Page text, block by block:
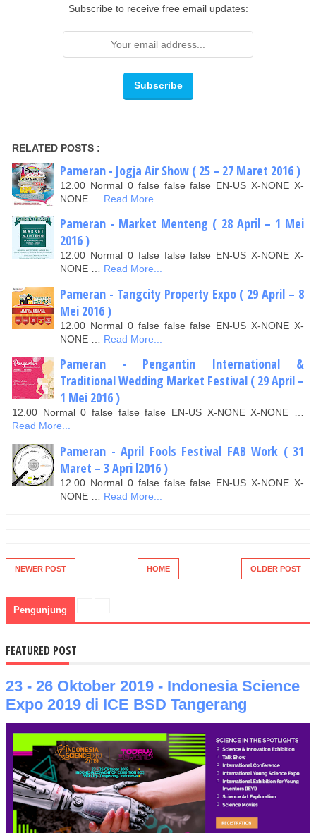
Subscribe to receive free email updates:
RELATED POSTS :
Pameran - Jogja Air Show ( 25 – 27 Maret 2016 )
12.00 Normal 0 false false false EN-US X-NONE X-
NONE …
Read More...
Pameran - Market Menteng ( 28 April – 1 Mei
2016 )
12.00 Normal 0 false false false EN-US X-NONE X-
NONE …
Read More...
Pameran - Tangcity Property Expo ( 29 April – 8
Mei 2016 )
12.00 Normal 0 false false false EN-US X-NONE X-
NONE …
Read More...
Pameran - Pengantin International &
Traditional Wedding Market Festival ( 29 April –
1 Mei 2016 )
12.00 Normal 0 false false false EN-US X-NONE X-NONE …
Read More...
Pameran - April Fools Festival FAB Work ( 31
Maret – 3 Apri l2016 )
12.00 Normal 0 false false false EN-US X-NONE X-
NONE …
Read More...
NEWER POST OLDER POST
HOME
Pengunjung
FEATURED POST
23 - 26 Oktober 2019 - Indonesia Science
Expo 2019 di ICE BSD Tangerang